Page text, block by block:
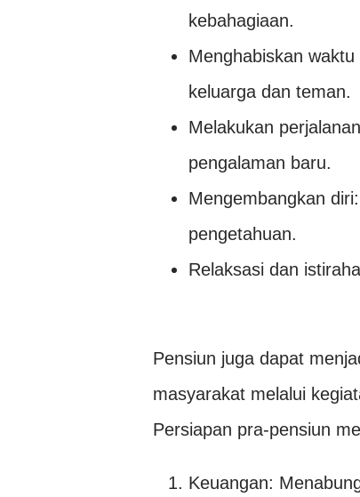
kebahagiaan.
Menghabiskan
keluarga dan teman.
Melakukan
pengalaman baru.
Mengembangkan
pengetahuan.
Relaksasi dan
Pensiun juga dapat
masyarakat melalui
Persiapan pra-pensiun
Keuangan: